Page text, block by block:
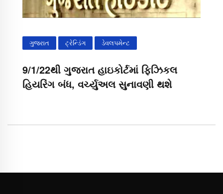
ગુજરાત ટ્રેન્ડિંગ ડેવલપમેન્ટ
9/1/22થી ગુજરાત હાઇકોર્ટમાં ફિઝિકલ
હિયરિંગ બંધ, વર્ચ્યુઅલ સુનાવણી થશે